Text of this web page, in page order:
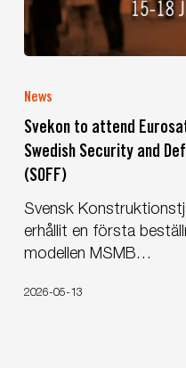
to
Eurosatory
2026
together
with
the
Swedish
and
News
Svekon to attend
Swedish Security and
(SOFF)
Svensk
erhållit en första
modellen MSMB…
2026-05-13